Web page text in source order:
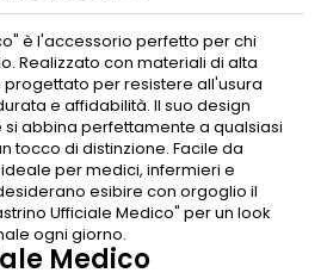
è l'accessorio perfetto per chi
Realizzato con materiali di alta
per resistere all'usura
e affidabilità. Il suo design
abbina perfettamente a qualsiasi
tocco di distinzione. Facile da
per medici, infermieri e
esibire con orgoglio il
Ufficiale Medico" per un look
ogni giorno.
Medico